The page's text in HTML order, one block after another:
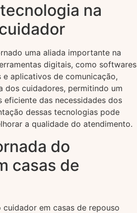
na
uma aliada importante na
digitais, como softwares
aplicativos de comunicação,
dos cuidadores, permitindo um
eficiente das necessidades dos
dessas tecnologias pode
a qualidade do atendimento.
do
casas de
em casas de repouso